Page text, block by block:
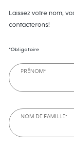
Laissez votre nom,
contacterons!
*Obligatoire
PRÉNOM*
NOM DE FAMILLE*